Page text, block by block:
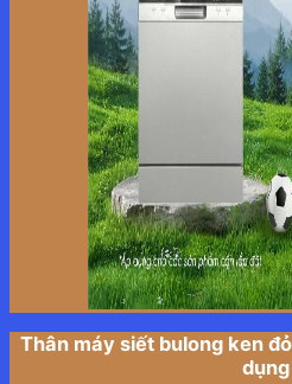
Thân máy siết bulong ken
dụng